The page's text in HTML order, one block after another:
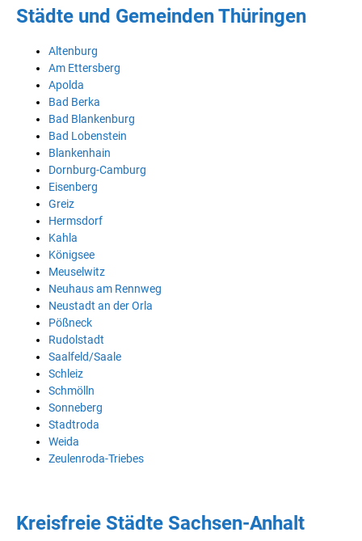
Städte und Gemeinden Thüringen
Altenburg
Am Ettersberg
Apolda
Bad Berka
Bad Blankenburg
Bad Lobenstein
Blankenhain
Dornburg-Camburg
Eisenberg
Greiz
Hermsdorf
Kahla
Königsee
Meuselwitz
Neuhaus am Rennweg
Neustadt an der Orla
Pößneck
Rudolstadt
Saalfeld/Saale
Schleiz
Schmölln
Sonneberg
Stadtroda
Weida
Zeulenroda-Triebes
Kreisfreie Städte Sachsen-Anhalt